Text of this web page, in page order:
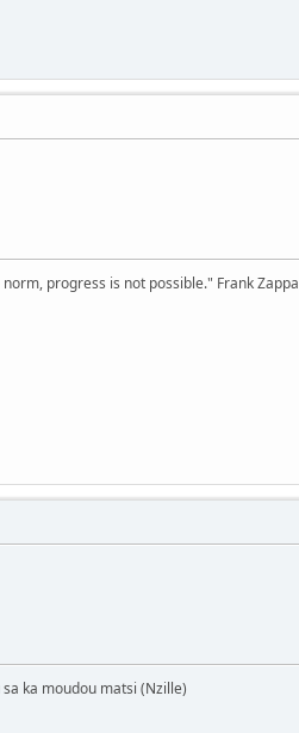
progress is not possible." Frank Zappa
ka moudou matsi (Nzille)